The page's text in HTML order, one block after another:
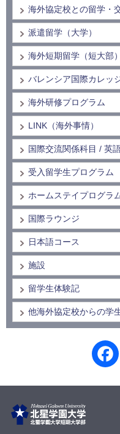
海外協定校との留学・
派遣留学（大学）
海外短期留学（短大部）
バレンシア国際カレッ
海外研修プログラム
LINK（海外事情）
国際交流関係科目 / 英
受入留学生プログラム
ホームステイプログラ
国際ラウンジ
日本語コース
施設
留学生体験記
他海外協定校からの学